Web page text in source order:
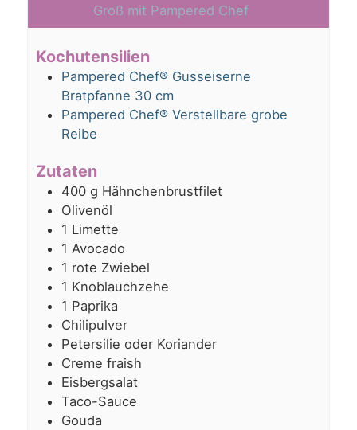
Groß mit Pampered Chef
Kochutensilien
Pampered Chef® Gusseiserne
Bratpfanne 30 cm
Pampered Chef® Verstellbare grobe
Reibe
Zutaten
400 g Hähnchenbrustfilet
Olivenöl
1 Limette
1 Avocado
1 rote Zwiebel
1 Knoblauchzehe
1 Paprika
Chilipulver
Petersilie oder Koriander
Creme fraish
Eisbergsalat
Taco-Sauce
Gouda